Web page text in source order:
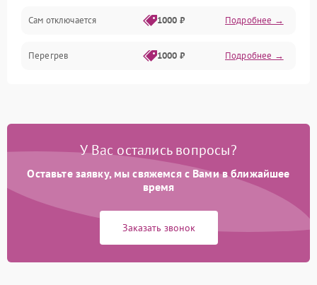
Корпус/Герметичность
Сам отключается 1000 ₽ Подробнее →
Перегрев 1000 ₽ Подробнее →
У Вас остались вопросы?
Оставьте заявку, мы свяжемся с Вами в ближайшее
время
Заказать звонок